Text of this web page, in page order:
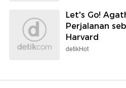
Let's Go!
Perjalanan
Harvard
detikHot